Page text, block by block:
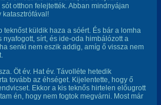
otthon felejtették. Abban mindnyájan
katasztrófával!
küldik haza a sóért. És bár a lomha
sírt, és ide-oda himbálózott a
senki nem eszik addig, amíg ő vissza nem
Öt év. Hat év. Távolléte hetedik
tovább az éhséget. Kijelentette, hogy ő
Ekkor a kis teknős hirtelen előugrott
én, hogy nem fogtok megvárni. Most már